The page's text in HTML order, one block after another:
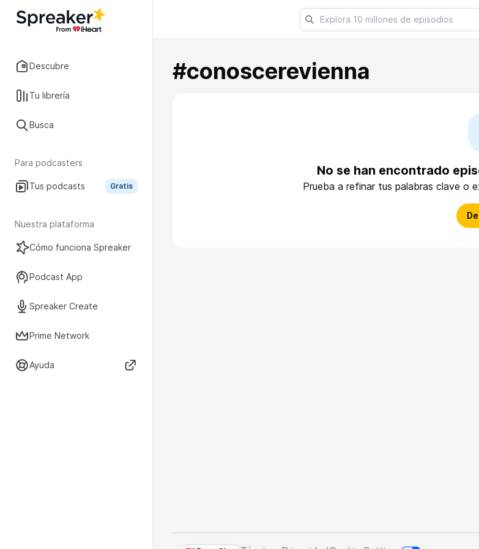
Descubre
Tu librería
Busca
Para podcasters
Tus podcasts Gratis
Nuestra plataforma
Cómo funciona Spreaker
Podcast App
Spreaker Create
Prime Network
Ayuda
#conoscerevienna
No se han encontrado
Prueba a refinar tus palabras clave o